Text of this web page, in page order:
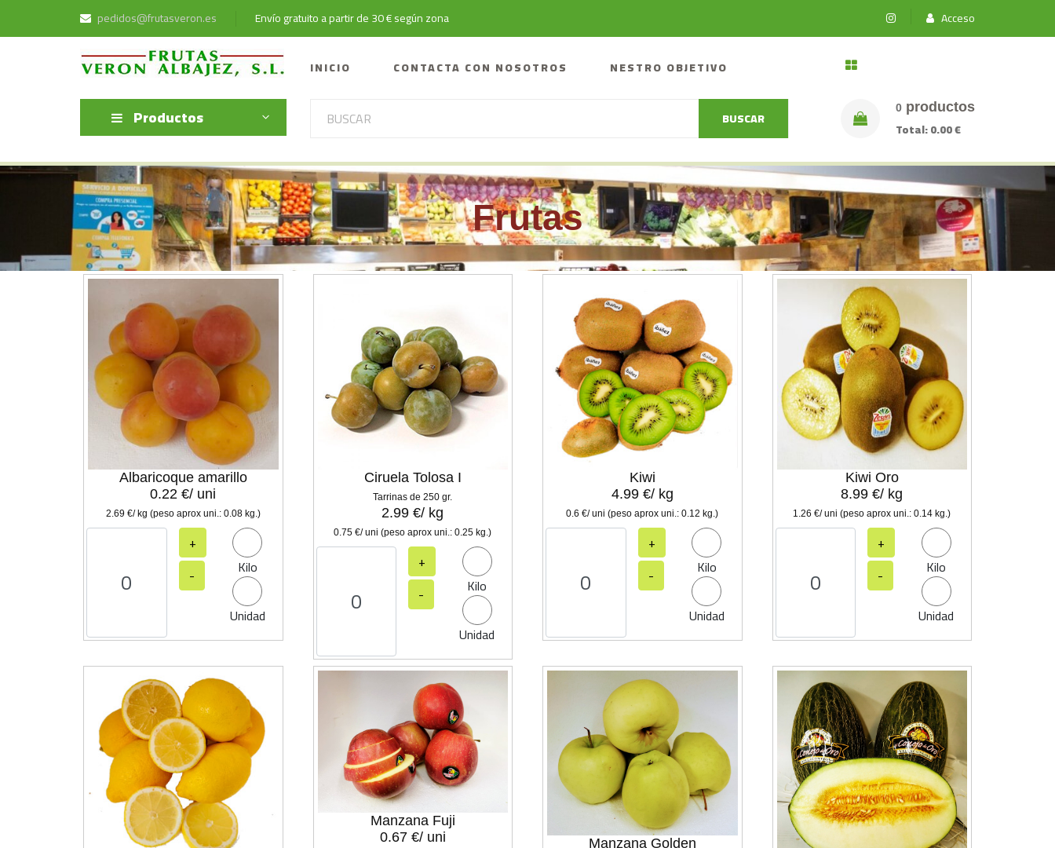
pedidos@frutasveron.es Envío gratuito a partir de 30 € según zona Acceso
INICIO CONTACTA CON NOSOTROS NESTRO OBJETIVO
Productos BUSCAR
0 productos
Total:0.00 €
Frutas
Albaricoque amarillo
0.22 €/ uni
2.69 €/ kg (peso aprox uni.: 0.08 kg.)
+
-
Kilo
Unidad
Ciruela Tolosa I
Tarrinas de 250 gr.
2.99 €/ kg
0.75 €/ uni (peso aprox uni.: 0.25 kg.)
+
-
Kilo
Unidad
Kiwi
4.99 €/ kg
0.6 €/ uni (peso aprox uni.: 0.12 kg.)
+
-
Kilo
Unidad
Kiwi Oro
8.99 €/ kg
1.26 €/ uni (peso aprox uni.: 0.14 kg.)
+
-
Kilo
Unidad
Manzana Fuji
0.67 €/ uni
Manzana Golden